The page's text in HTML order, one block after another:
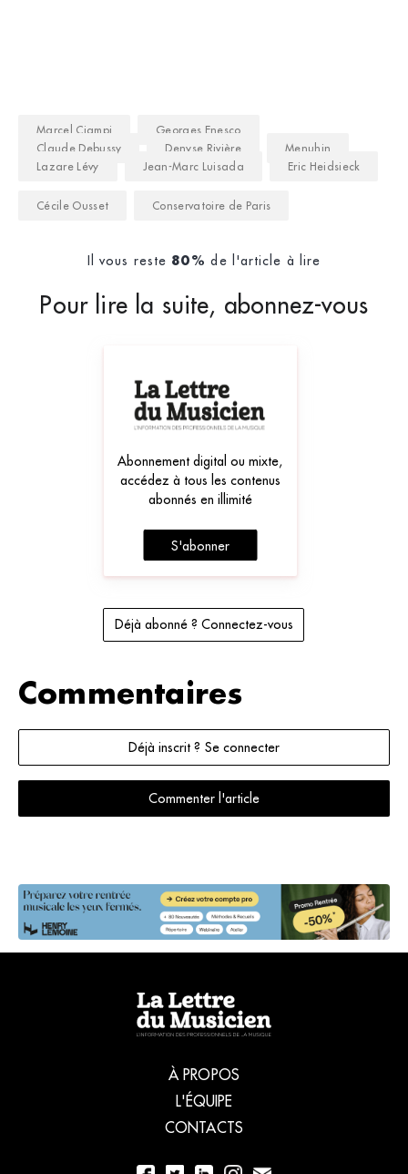
Marcel Ciampi
Georges Enesco
Claude Debussy
Denyse Rivière
Menuhin
Lazare Lévy
Jean-Marc Luisada Eric Heidsieck
Cécile Ousset Conservatoire de Paris
Il vous reste 80% de l'article à lire
Pour lire la suite, abonnez-vous
Abonnement digital ou mixte,
accédez à tous les contenus
abonnés en illimité
S'abonner
Déjà abonné ? Connectez-vous
Commentaires
Déjà inscrit ? Se connecter
Commenter l'article
À PROPOS
L'ÉQUIPE
CONTACTS